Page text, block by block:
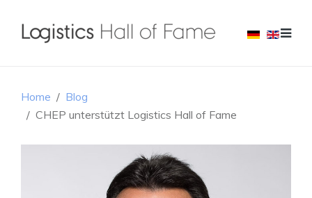
Home
Blog
CHEP unterstützt Logistics Hall of Fame